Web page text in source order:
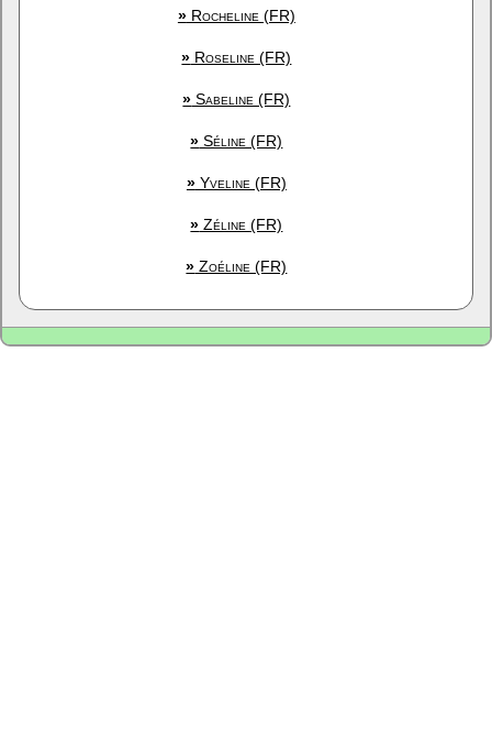
»Rocheline (FR)
» Roseline (FR)
» Sabeline (FR)
» Séline (FR)
»Yveline (FR)
» Zéline (FR)
» Zoéline (FR)